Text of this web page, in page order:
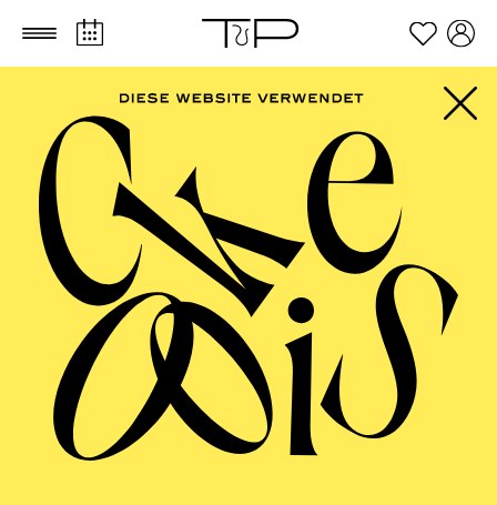
Zum Hauptinhalt springen Zum Footer springen
Emir Medić
VITA
Emir Medić ist ein deutsch-bosnischer Kostümbildner
und Modedesigner für Theater-, Musik- und
Fotoproduktionen. Seine Entwürfe, etwa fürs
Schauspielhaus Zürich, Junges Schauspielhaus
Hamburg, Schauspielhaus Bochum und Schauspiel
Essen, spiegeln oft die schöpferische Zerrissenheit
zwischen Kulturen, Tradition und Erneuerung und sind
auch Ausdruck von Vielfalt. Medić arbeitet mit